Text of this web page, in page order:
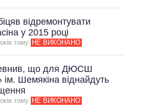
відремонтувати
у 2015 році
тому НЕ ВИКОНАНО
що для ДЮСШ
Шемякіна віднайдуть
тому НЕ ВИКОНАНО